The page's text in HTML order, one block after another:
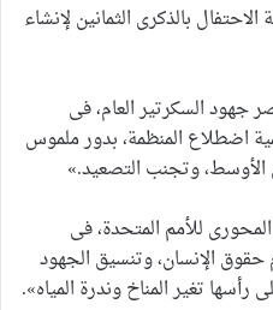
بالذكرى الثمانين لإنشاء
السكرتير العام، فى
اضطلاع المنظمة، بدور ملموس
وتجنب التصعيد.»
للأمم المتحدة، فى
حقوق الإنسان، وتنسيق الجهود
تغير المناخ وندرة المياه».